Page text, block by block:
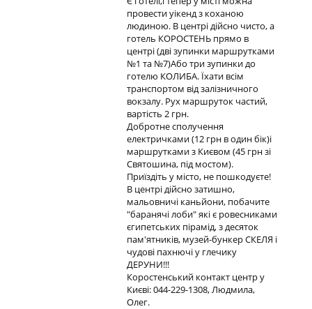
провести уікенд з коханою
людиною. В центрі дійсно чисто, а
готель КОРОСТЕНЬ прямо в
центрі (дві зупинки маршрутками
№1 та №7)Або три зупинки до
готелю КОЛИБА. Їхати всім
транспортом від залізничного
вокзалу. Рух маршруток частий,
вартість 2 грн.
Добротне сполучення
електричками (12 грн в один бік)і
маршрутками з Києвом (45 грн зі
Святошина, під мостом).
Приїздіть у місто, не пошкодуєте!
В центрі дійсно затишно,
мальовничі каньйони, побачите
"баранячі лоби" які є ровесниками
єгипетських пірамід, з десяток
пам'ятників, музей-бункер СКЕЛЯ і
чудові пахнючі у глечику
ДЕРУНИ!!!
Коростенський контакт центр у
Києві: 044-229-1308, Людмила,
Олег.